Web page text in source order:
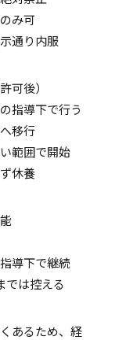
み可
通り内服
可後）
指導下で行う
移行
範囲で開始
休養
導下で継続
では控える
あるため、経